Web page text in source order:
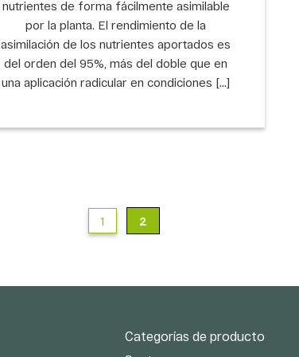
nutrientes de forma fácilmente asimilable
por la planta. El rendimiento de la
asimilación de los nutrientes aportados es
del orden del 95%, más del doble que en
una aplicación radicular en condiciones […]
1 2
Categorías de producto